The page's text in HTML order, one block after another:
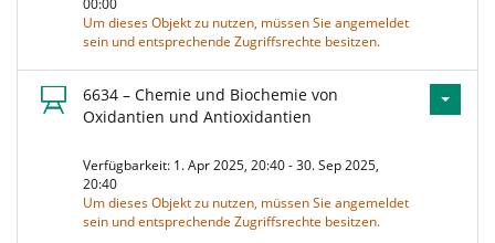
00:00
Um dieses Objekt zu nutzen, müssen Sie angemeldet
sein und entsprechende Zugriffsrechte besitzen.
6634 – Chemie und Biochemie von
Oxidantien und Antioxidantien
Verfügbarkeit: 1. Apr 2025, 20:40 - 30. Sep 2025,
20:40
Um dieses Objekt zu nutzen, müssen Sie angemeldet
sein und entsprechende Zugriffsrechte besitzen.